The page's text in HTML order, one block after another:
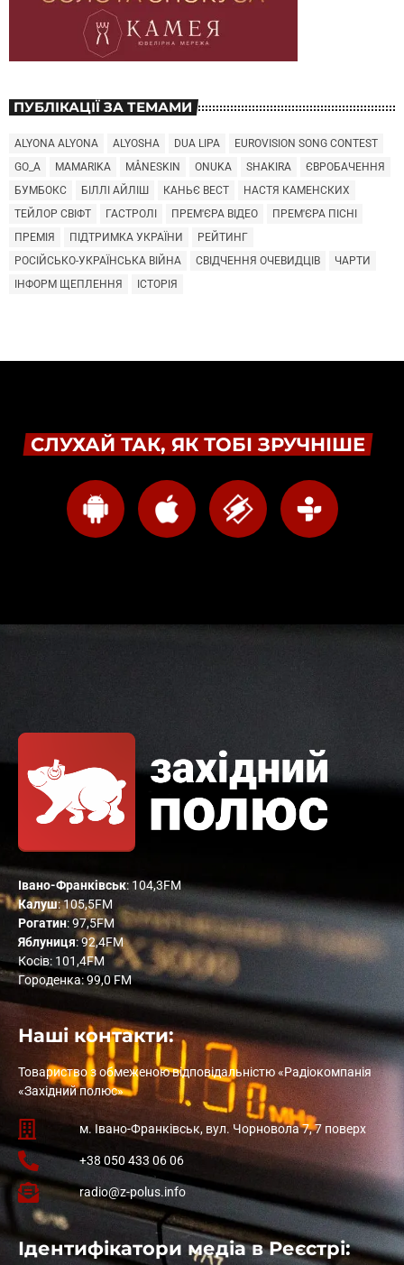
ПУБЛІКАЦІЇ ЗА ТЕМАМИ
ALYONA ALYONA ALYOSHA DUA LIPA
EUROVISION SONG CONTEST
GO_A
MAMARIKA MÅNESKIN ONUKA SHAKIRA
ЄВРОБАЧЕННЯ
БУМБОКС
БІЛЛІ АЙЛІШ КАНЬЄ ВЕСТ
НАСТЯ КАМЕНСКИХ
ТЕЙЛОР СВІФТ
ГАСТРОЛІ ПРЕМ'ЄРА ВІДЕО
ПРЕМ'ЄРА ПІСНІ
ПРЕМІЯ
ПІДТРИМКА УКРАЇНИ
РЕЙТИНГ
РОСІЙСЬКО-УКРАЇНСЬКА ВІЙНА
СВІДЧЕННЯ ОЧЕВИДЦІВ
ЧАРТИ
ІНФОРМ ЩЕПЛЕННЯ
ІСТОРІЯ
СЛУХАЙ ТАК, ЯК ТОБІ ЗРУЧНІШЕ
Івано-Франківськ: 104,3FM
Калуш: 105,5FM
Рогатин: 97,5FM
Яблуниця: 92,4FM
Косів: 101,4FM
Городенка: 99,0 FM
Наші контакти:
Товариство з обмеженою відповідальністю «Радіокомпанія
«Західний полюс»
м. Івано-Франківськ, вул. Чорновола 7, 7 поверх
+38 050 433 06 06
radio@z-polus.info
Ідентифікатори медіа в Реєстрі: